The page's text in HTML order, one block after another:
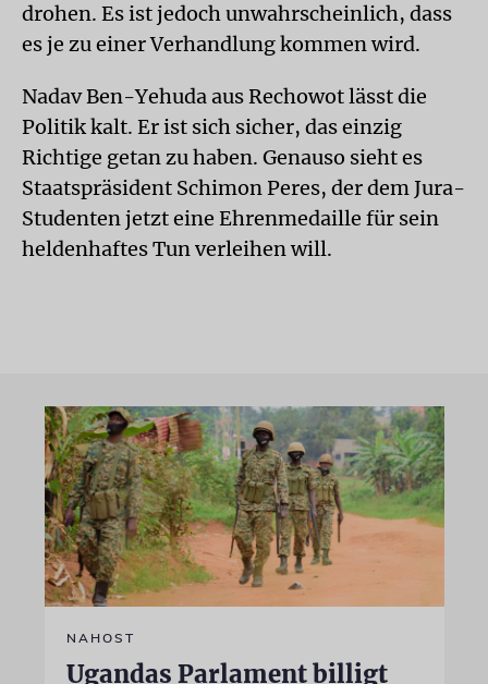
drohen. Es ist jedoch unwahrscheinlich, dass
es je zu einer Verhandlung kommen wird.
Nadav Ben-Yehuda aus Rechowot lässt die
Politik kalt. Er ist sich sicher, das einzig
Richtige getan zu haben. Genauso sieht es
Staatspräsident Schimon Peres, der dem Jura-
Studenten jetzt eine Ehrenmedaille für sein
heldenhaftes Tun verleihen will.
NAHOST
Ugandas Parlament billigt